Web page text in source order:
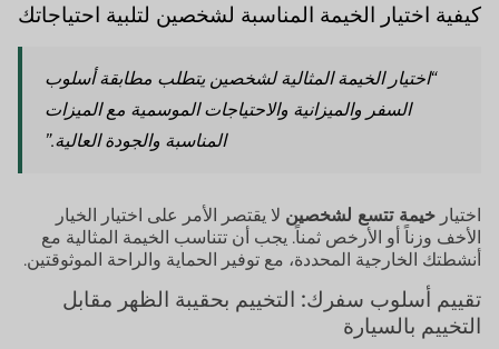
كيفية اختيار الخيمة المناسبة لشخصين لتلبية احتياجاتك
“اختيار الخيمة المثالية لشخصين يتطلب مطابقة أسلوب
السفر والميزانية والاحتياجات الموسمية مع الميزات
المناسبة والجودة العالية.”
اختيار خيمة تتسع لشخصين لا يقتصر الأمر على اختيار الخيار
الأخف وزناً أو الأرخص ثمناً. يجب أن تتناسب الخيمة المثالية مع
أنشطتك الخارجية المحددة، مع توفير الحماية والراحة الموثوقتين.
تقييم أسلوب سفرك: التخييم بحقيبة الظهر مقابل
التخييم بالسيارة